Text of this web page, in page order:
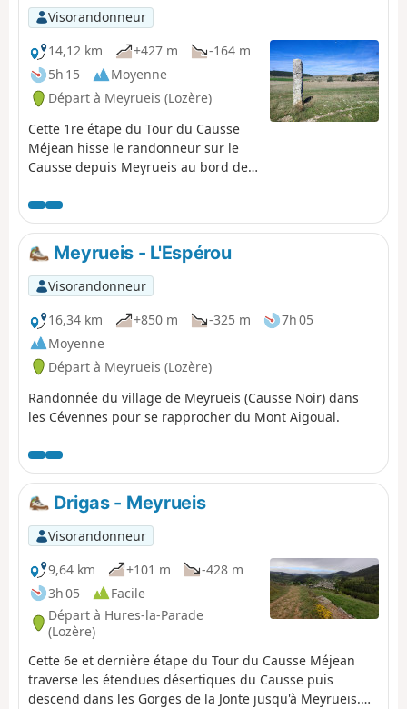
Visorandonneur
14,12 km
+427 m
-164 m
5h 15
Moyenne
Départ à Meyrueis (Lozère)
Cette 1re étape du Tour du Causse
Méjean hisse le randonneur sur le
Causse depuis Meyrueis au bord de
une mise en jambes, avec au
programme un passage pittoresque
avant de déboucher sur le Causse,
l'Aven Armand, et une fromagerie
réputée à l'entrée du joli hameau de
Hyelzas. En arrivant assez tôt il sera
peut-être possible de visiter la Ferme
Caussenarde de Hyelzas.
Meyrueis - L'Espérou
Visorandonneur
16,34 km
+850 m -325 m
7h 05
Moyenne
Départ à Meyrueis (Lozère)
Randonnée du village de Meyrueis (Causse Noir) dans
les Cévennes pour se rapprocher du Mont Aigoual.
Drigas - Meyrueis
Visorandonneur
9,64 km
+101 m
-428 m
3h 05
Facile
Départ à Hures-la-Parade
(Lozère)
Cette 6e et dernière étape du Tour du Causse Méjean
traverse les étendues désertiques du Causse puis
descend dans les Gorges de la Jonte jusqu'à Meyrueis.